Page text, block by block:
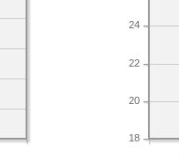
18
20
22
24